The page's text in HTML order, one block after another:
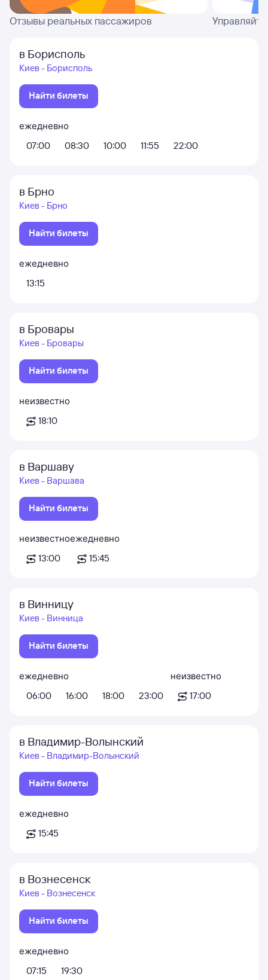
Отзывы реальных пассажиров
в Борисполь
Киев - Борисполь
Найти билеты
ежедневно
07:00
08:30 10:00 11:55 22:00
в Брно
Киев - Брно
Найти билеты
ежедневно
13:15
в Бровары
Киев - Бровары
Найти билеты
неизвестно
18:10
в Варшаву
Киев - Варшава
Найти билеты
неизвестно
13:00
ежедневно
15:45
в Винницу
Киев - Винница
Найти билеты
ежедневно
06:00
16:00 18:00 23:00
неизвестно
17:00
в Владимир-Волынский
Киев - Владимир-Волынский
Найти билеты
ежедневно
15:45
в Вознесенск
Киев - Вознесенск
Найти билеты
ежедневно
07:15
19:30